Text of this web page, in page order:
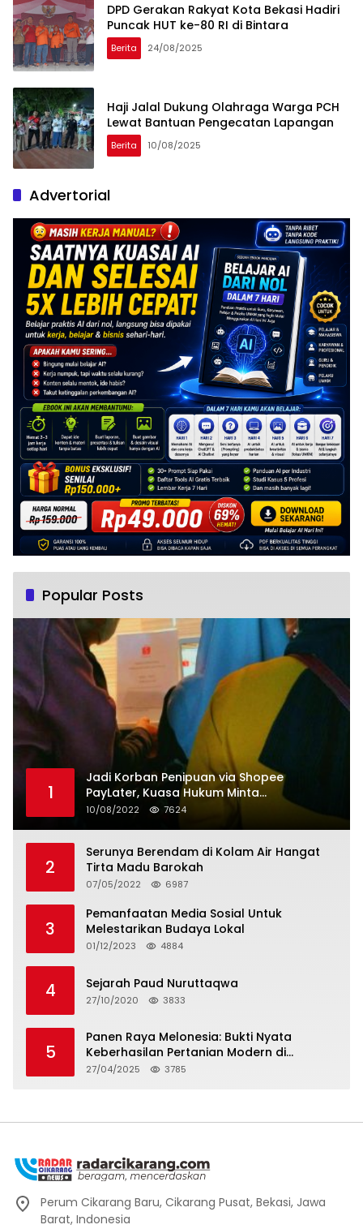
DPD Gerakan Rakyat Kota Bekasi Hadiri
Puncak HUT ke-80 RI di Bintara
Berita 24/08/2025
Haji Jalal Dukung Olahraga Warga PCH
Lewat Bantuan Pengecatan Lapangan
Berita 10/08/2025
Advertorial
Popular Posts
1
Jadi Korban Penipuan via Shopee
PayLater, Kuasa Hukum Minta
Penangguhan Tagihan dan Hapus Bunga
10/08/2022 7624
2
Serunya Berendam di Kolam Air Hangat
Tirta Madu Barokah
07/05/2022 6987
3
Pemanfaatan Media Sosial Untuk
Melestarikan Budaya Lokal
01/12/2023 4884
4 Sejarah Paud Nuruttaqwa
27/10/2020 3833
5
Panen Raya Melonesia: Bukti Nyata
Keberhasilan Pertanian Modern di
Kabupaten Bekasi
27/04/2025 3785
Perum Cikarang Baru, Cikarang Pusat, Bekasi, Jawa
Barat, Indonesia